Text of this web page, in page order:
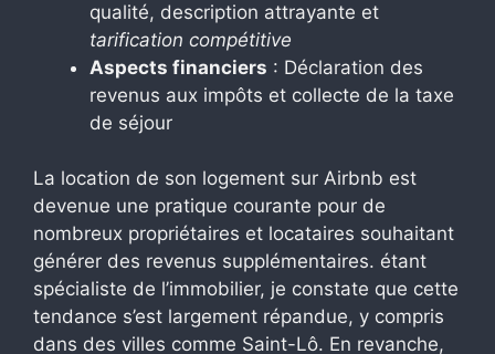
qualité, description attrayante et
tarification compétitive
Aspects financiers : Déclaration des
revenus aux impôts et collecte de la taxe
de séjour
La location de son logement sur Airbnb est
devenue une pratique courante pour de
nombreux propriétaires et locataires souhaitant
générer des revenus supplémentaires. étant
spécialiste de l’immobilier, je constate que cette
tendance s’est largement répandue, y compris
dans des villes comme Saint-Lô. En revanche,